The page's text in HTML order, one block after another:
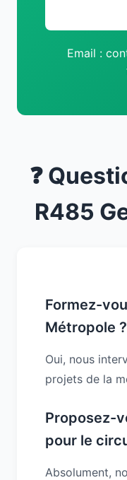
Email :
❓
R485
Formez-
Métropole ?
Oui, nous
projets de la
Proposez-
pour le
Absolument,